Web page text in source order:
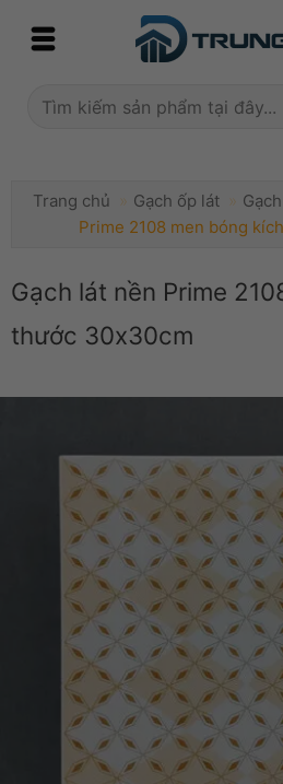
Tìm
Trang chủ » Gạch ốp lát »
Prime 2108 men bóng
Gạch lát nền Prime
thước 30x30cm